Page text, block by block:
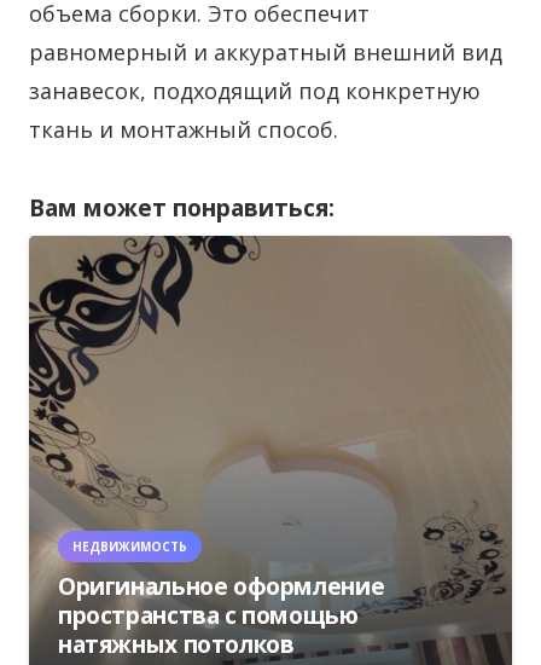
объема сборки. Это обеспечит
равномерный и аккуратный внешний вид
занавесок, подходящий под конкретную
ткань и монтажный способ.
Вам может понравиться:
НЕДВИЖИМОСТЬ
Оригинальное оформление
пространства с помощью
натяжных потолков